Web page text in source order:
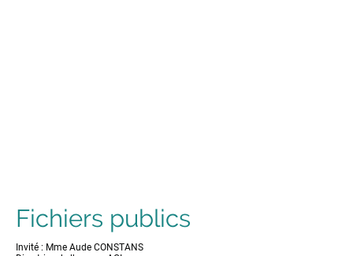
Fichiers publics
Invité : Mme Aude CONSTANS